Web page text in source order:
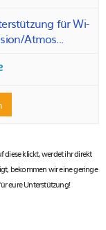
für Wi-
Atmos...
diese klickt, werdet ihr direkt
bekommen wir eine geringe
eure Unterstützung!